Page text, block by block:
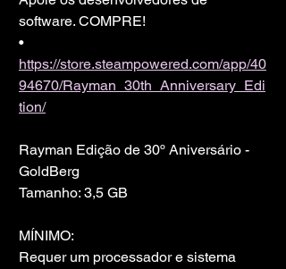
software. COMPRE!
•
https://store.steampowered.com/app/40
94670/Rayman_30th_Anniversary_Edi
tion/
Rayman Edição de 30º Aniversário -
GoldBerg
Tamanho: 3,5 GB
MÍNIMO:
Requer um processador e sistema